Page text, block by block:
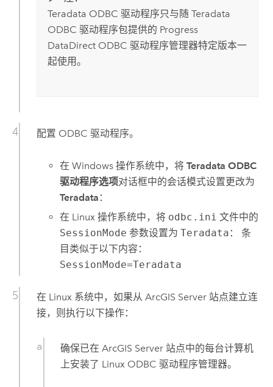
Teradata ODBC 驱动程序只与随 Teradata
ODBC 驱动程序包提供的 Progress
DataDirect ODBC 驱动程序管理器特定版本一
起使用。
配置 ODBC 驱动程序。
在Windows 操作系统中，将Teradata ODBC
驱动程序选项对话框中的会话模式设置更改为
Teradata ：
在 Linux 操作系统中，将 odbc.ini 文件中的
SessionMode 参数设置为Teradata ： 条
目类似于以下内容：
SessionMode=Teradata
在 Linux系统中，如果从 ArcGIS Server站点建立连
接，则执行以下操作：
确保已在ArcGIS Server 站点中的每台计算机
上安装了 Linux ODBC 驱动程序管理器。